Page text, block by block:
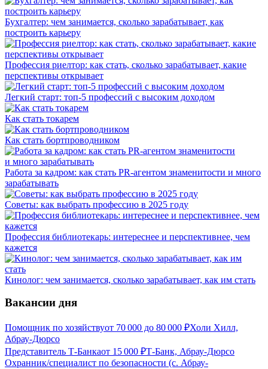
Бухгалтер: чем занимается, сколько зарабатывает, как
построить карьеру
Профессия риелтор: как стать, сколько зарабатывает, какие
перспективы открывает
Легкий старт: топ-5 профессий с высоким доходом
Как стать токарем
Как стать бортпроводником
Работа за кадром: как стать PR-агентом знаменитости и много
зарабатывать
Советы: как выбрать профессию в 2025 году
Профессия библиотекарь: интереснее и перспективнее, чем
кажется
Кинолог: чем занимается, сколько зарабатывает, как им стать
Вакансии дня
Помощник по хозяйствуот 70 000 до 80 000 ₽Холи Хилл,
Абрау-Дюрсо
Представитель Т-Банкаот 15 000 ₽Т-Банк, Абрау-Дюрсо
Охранник/специалист по безопасности (с. Абрау-